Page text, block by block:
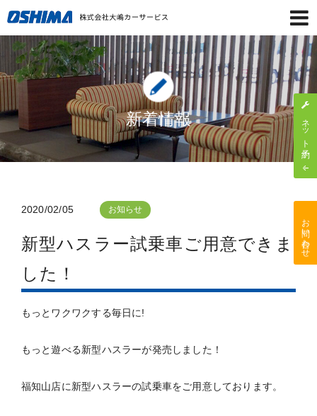
新着情報
2020/02/05 お知らせ
新型ハスラー試乗車ご用意できま
した！
もっとワクワクする毎日に!
もっと遊べる新型ハスラーが発売しました！
福知山店に新型ハスラーの試乗車をご用意しております。
ネット予約
お問い合わせ